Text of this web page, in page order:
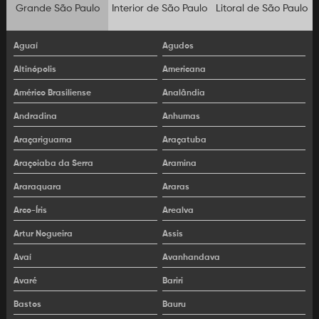
Locação de maquinário para pavimentação
Locação de maquinário pesado
Locação de máquinas pesadas
Locação de minicarregadeira
Locação de miniescavadeira
Locação de motoniveladora
Locação de motoniveladora sp
Locação de retroescavadeira 4x4
Locação de retroescavadeira sp
Grande São Paulo Interior de São Paulo Litoral de São Paulo
Aguaí Agudos
Altinópolis Americana
Américo Brasiliense Analândia
Andradina Anhumas
Araçariguama Araçatuba
Araçoiaba da Serra Aramina
Araraquara Araras
Arco-Íris Arealva
Artur Nogueira Assis
Avaí Avanhandava
Avaré Bariri
Bastos Bauru